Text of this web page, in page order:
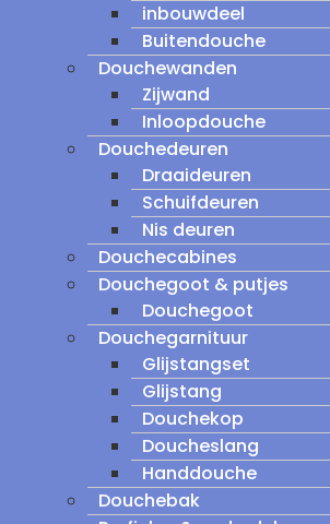
inbouwdeel
Buitendouche
Douchewanden
Zijwand
Inloopdouche
Douchedeuren
Draaideuren
Schuifdeuren
Nis deuren
Douchecabines
Douchegoot & putjes
Douchegoot
Douchegarnituur
Glijstangset
Glijstang
Douchekop
Doucheslang
Handdouche
Douchebak